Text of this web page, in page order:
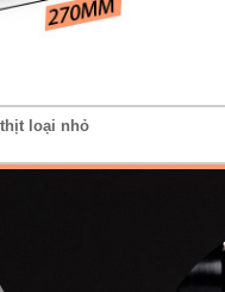
thịt loại nhỏ